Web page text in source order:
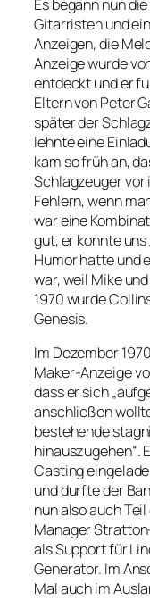
Es begann nun
Gitarristen und
Anzeigen, die
Anzeige wurde
entdeckt und er
Eltern von Peter
später der
lehnte eine
kam so früh an,
Schlagzeuger vor
Fehlern, wenn
war eine
gut, er konnte
Humor hatte und
war, weil Mike
1970 wurde
Genesis.
Im Dezember
Maker-Anzeige
dass er sich
anschließen
bestehende
hinauszugehen“.
Casting
und durfte der
nun also auch
Manager
als Support für
Generator. Im
Mal auch im